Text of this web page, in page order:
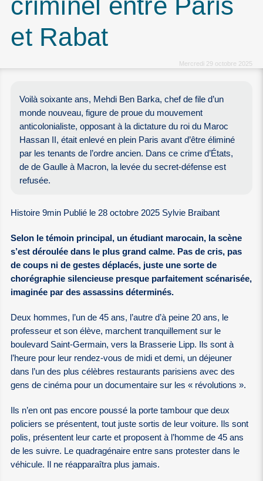
et Rabat
Mercredi 29 octobre 2025
Voilà soixante ans, Mehdi Ben Barka, chef de file d’un
monde nouveau, figure de proue du mouvement
anticolonialiste, opposant à la dictature du roi du Maroc
Hassan II, était enlevé en plein Paris avant d’être éliminé
par les tenants de l’ordre ancien. Dans ce crime d’États,
de de Gaulle à Macron, la levée du secret-défense est
refusée.
Histoire 9min Publié le 28 octobre 2025 Sylvie Braibant
Selon le témoin principal, un étudiant marocain, la scène
s’est déroulée dans le plus grand calme. Pas de cris, pas
de coups ni de gestes déplacés, juste une sorte de
chorégraphie silencieuse presque parfaitement scénarisée,
imaginée par des assassins déterminés.
Deux hommes, l’un de 45 ans, l’autre d’à peine 20 ans, le
professeur et son élève, marchent tranquillement sur le
boulevard Saint-Germain, vers la Brasserie Lipp. Ils sont à
l’heure pour leur rendez-vous de midi et demi, un déjeuner
dans l’un des plus célèbres restaurants parisiens avec des
gens de cinéma pour un documentaire sur les « révolutions ».
Ils n’en ont pas encore poussé la porte tambour que deux
policiers se présentent, tout juste sortis de leur voiture. Ils sont
polis, présentent leur carte et proposent à l’homme de 45 ans
de les suivre. Le quadragénaire entre sans protester dans le
véhicule. Il ne réapparaîtra plus jamais.